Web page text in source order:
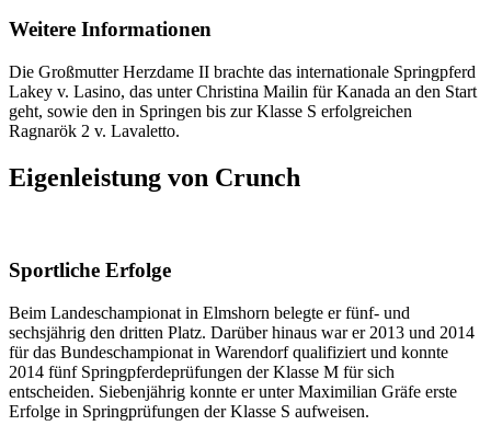
Weitere Informationen
Die Großmutter Herzdame II brachte das internationale Springpferd
Lakey v. Lasino, das unter Christina Mailin für Kanada an den Start
geht, sowie den in Springen bis zur Klasse S erfolgreichen
Ragnarök 2 v. Lavaletto.
Eigenleistung von Crunch
Sportliche Erfolge
Beim Landeschampionat in Elmshorn belegte er fünf- und
sechsjährig den dritten Platz. Darüber hinaus war er 2013 und 2014
für das Bundeschampionat in Warendorf qualifiziert und konnte
2014 fünf Springpferdeprüfungen der Klasse M für sich
entscheiden. Siebenjährig konnte er unter Maximilian Gräfe erste
Erfolge in Springprüfungen der Klasse S aufweisen.